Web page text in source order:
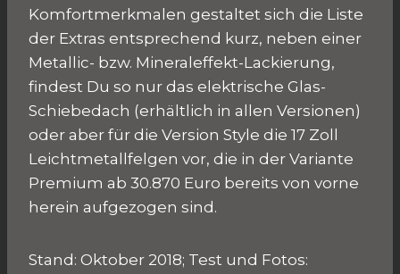
Komfortmerkmalen gestaltet sich die Liste
der Extras entsprechend kurz, neben einer
Metallic- bzw. Mineraleffekt-Lackierung,
findest Du so nur das elektrische Glas-
Schiebedach (erhältlich in allen Versionen)
oder aber für die Version Style die 17 Zoll
Leichtmetallfelgen vor, die in der Variante
Premium ab 30.870 Euro bereits von vorne
herein aufgezogen sind.
Stand: Oktober 2018; Test und Fotos: